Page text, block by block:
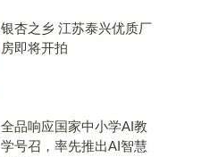
银杏之乡 江苏泰兴优质厂
房即将开拍
全品响应国家中小学AI教
学号召，率先推出AI智慧